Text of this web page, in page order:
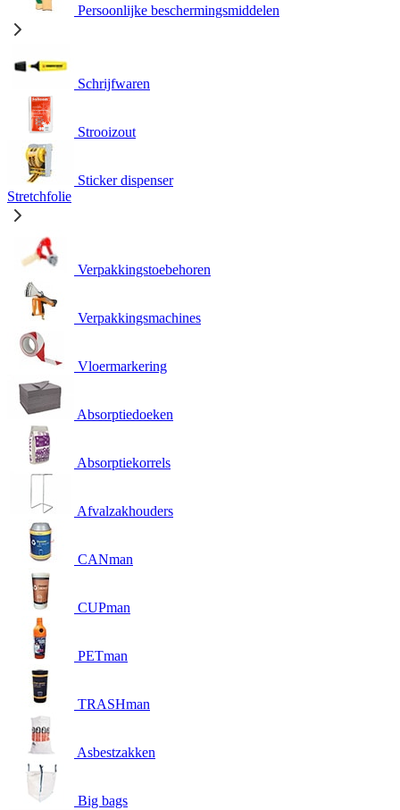
Persoonlijke beschermingsmiddelen
Schrijfwaren
Strooizout
Sticker dispenser
Stretchfolie
Verpakkingstoebehoren
Verpakkingsmachines
Vloermarkering
Absorptiedoeken
Absorptiekorrels
Afvalzakhouders
CANman
CUPman
PETman
TRASHman
Asbestzakken
Big bags